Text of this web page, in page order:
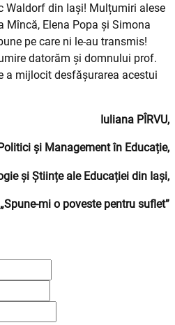
Waldorf din Iași! Mulțumiri alese
Mîncă, Elena Popa și Simona
pe care ni le-au transmis!
datorăm și domnului prof.
a mijlocit desfășurarea acestui
Iuliana PÎRVU,
și Management în Educație,
și Științe ale Educației din Iași,
mi o poveste pentru suflet”